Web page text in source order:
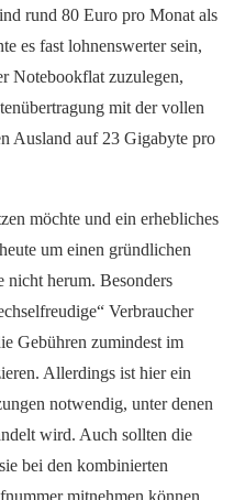
rund 80 Euro pro Monat als
es fast lohnenswerter sein,
Notebookflat zuzulegen,
mit der vollen
Ausland auf 23 Gigabyte pro
möchte und ein erhebliches
um einen gründlichen
nicht herum. Besonders
Verbraucher
Gebühren zumindest im
Allerdings ist hier ein
notwendig, unter denen
wird. Auch sollten die
bei den kombinierten
mitnehmen können.